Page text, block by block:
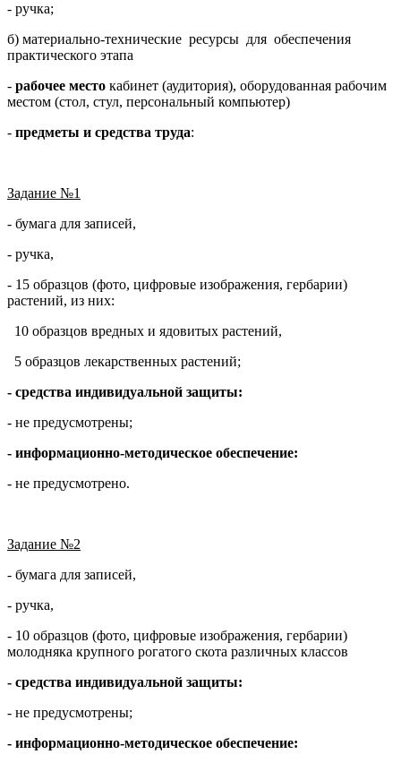
- ручка;
б) материально-технические ресурсы для обеспечения
практического этапа
- рабочее место кабинет (аудитория), оборудованная рабочим
местом (стол, стул, персональный компьютер)
- предметы и средства труда:
Задание №1
- бумага для записей,
- ручка,
- 15 образцов (фото, цифровые изображения, гербарии)
растений, из них:
10 образцов вредных и ядовитых растений,
5 образцов лекарственных растений;
- средства индивидуальной защиты:
- не предусмотрены;
- информационно-методическое обеспечение:
- не предусмотрено.
Задание №2
- бумага для записей,
- ручка,
- 10 образцов (фото, цифровые изображения, гербарии)
молодняка крупного рогатого скота различных классов
- средства индивидуальной защиты:
- не предусмотрены;
- информационно-методическое обеспечение: